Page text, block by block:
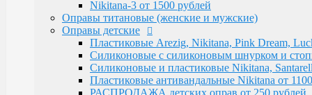
Металлические Детские от 600 до 3500 рублей
Оправы под линзы с большими диоптриями по 1200
Футляры
Футляры до 400 рублей
Футляры по 600 рублей
Футляры по 550 рублей
Футляры для солнцезащитных очков
Детские от 400 рублей
Nikitana-3 от 1500 рублей
Оправы титановые (женские и мужские)
Оправы детские
Пластиковые Arezig, Nikitana, Pink Dream,
Силиконовые с силиконовым шнурком и
Силиконовые и пластиковые Nikitana,
Пластиковые антивандальные Nikitana от
РАСПРОДАЖА детских оправ от 250 рублей